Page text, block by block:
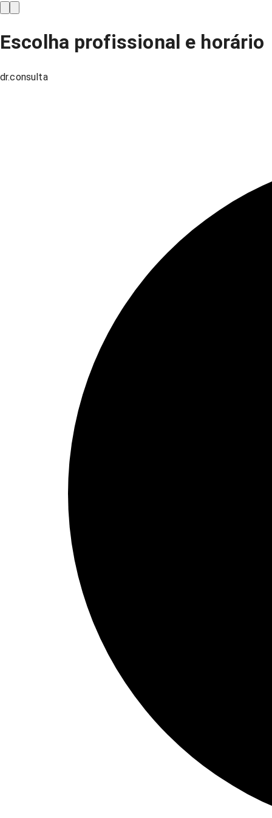
Escolha profissional e horário
dr.consulta